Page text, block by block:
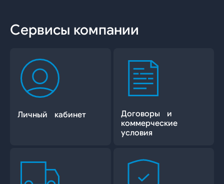
Сервисы компании
Личный кабинет
Договоры и
коммерческие
условия